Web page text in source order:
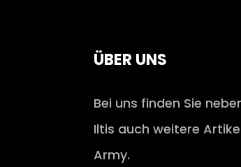
ÜBER UNS
Bei uns finden Sie
Iltis auch weitere
Army.